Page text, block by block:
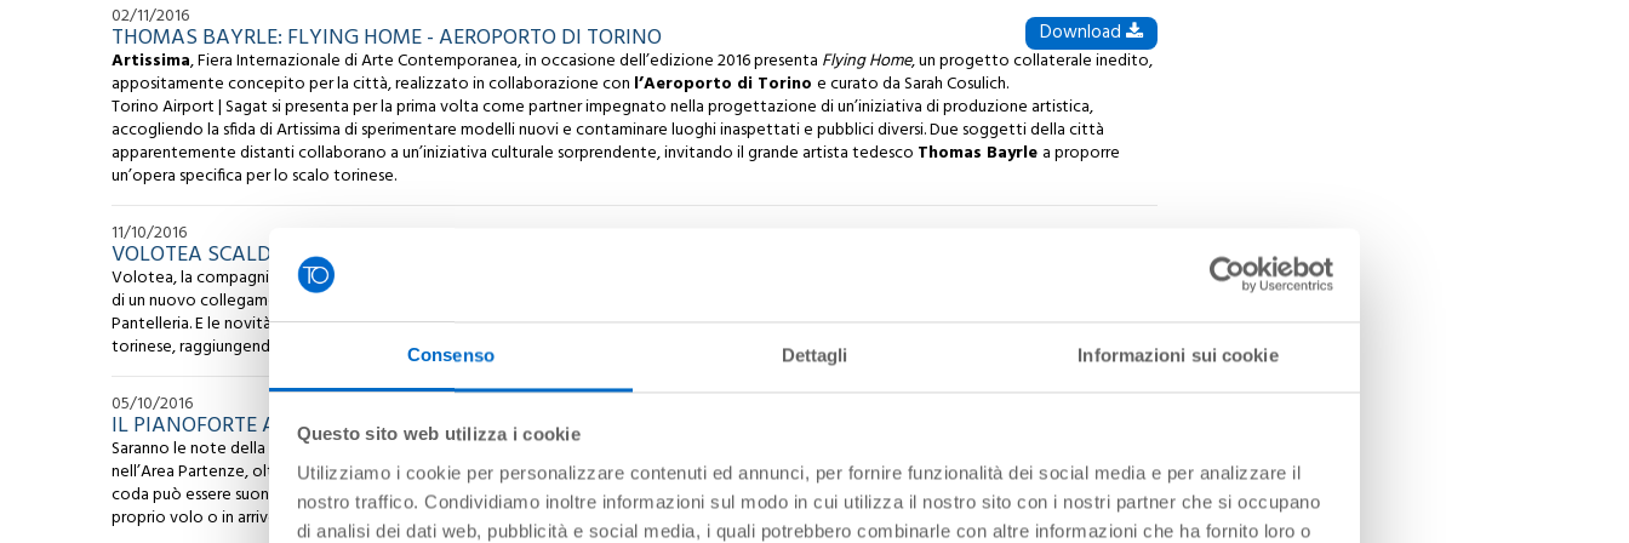
Consenso Dettagli Informazioni sui cookie
Questo sito web utilizza i cookie
Utilizziamo i cookie per personalizzare contenuti ed annunci, per fornire funzionalità dei social media e per analizzare il
nostro traffico. Condividiamo inoltre informazioni sul modo in cui utilizza il nostro sito con i nostri partner che si occupano
di analisi dei dati web, pubblicità e social media, i quali potrebbero combinarle con altre informazioni che ha fornito loro o
02/11/2016
THOMAS BAYRLE: FLYING HOME - AEROPORTO DI TORINO Download
Artissima, Fiera Internazionale di Arte Contemporanea, in occasione dell’edizione 2016 presenta FlyingHome, un progetto collaterale inedito,
appositamente concepito per la città, realizzato in collaborazione con l’Aeroporto di Torino e curato da Sarah Cosulich.
Torino Airport | Sagat si presenta per la prima volta come partner impegnato nella progettazione di un’iniziativa di produzione artistica,
accogliendo la sfida di Artissima di sperimentare modelli nuovi e contaminare luoghi inaspettati e pubblici diversi. Due soggetti della città
apparentemente distanti collaborano a un’iniziativa culturale sorprendente, invitando il grande artista tedesco Thomas Bayrle a proporre
un’opera specifica per lo scalo torinese.
11/10/2016
VOLOTEA SCALDA I MOTORI A TORINO E ANNUNCIA UNA NUOVA ROTTA PER PANTELLERIA
Volotea, la compagnia aerea che collega città di medie e piccole dimensioni in Europa, punta sempre più in alto a Torino, dove annuncia l’avvio
di un nuovo collegamento: dal 2017, infatti, sarà possibile salire a bordo dei nuovi voli che decolleranno dallo scalo piemontese alla volta di
Pantelleria. E le novità non sono finite qui! Il vettore ha riconfermato per il prossimo anno l’intero network di rotte in partenza dallo scalo
torinese, raggiungendo quota 8 tratte (5 domestiche e 3 internazionali) per un totale di più di 1.200 voli.
05/10/2016
IL PIANOFORTE ALL’AEROPORTO DI TORINO DEBUTTA CON LA BOHÈME
Saranno le note della “Bohème” a inaugurare i tasti del pianoforte che è a disposizione dei passeggeri dell’Aeroporto di Torino. Posizionato
nell’Area Partenze, oltre i controlli di sicurezza, sullo sfondo della bella vetrata che offre una vista suggestiva sulla pista, il pianoforte a mezza
coda può essere suonato liberamente da tutti i viaggiatori-musicisti che desidereranno improvvisare un concerto in attesa dell’imbarco del
proprio volo o in arrivo nello scalo.